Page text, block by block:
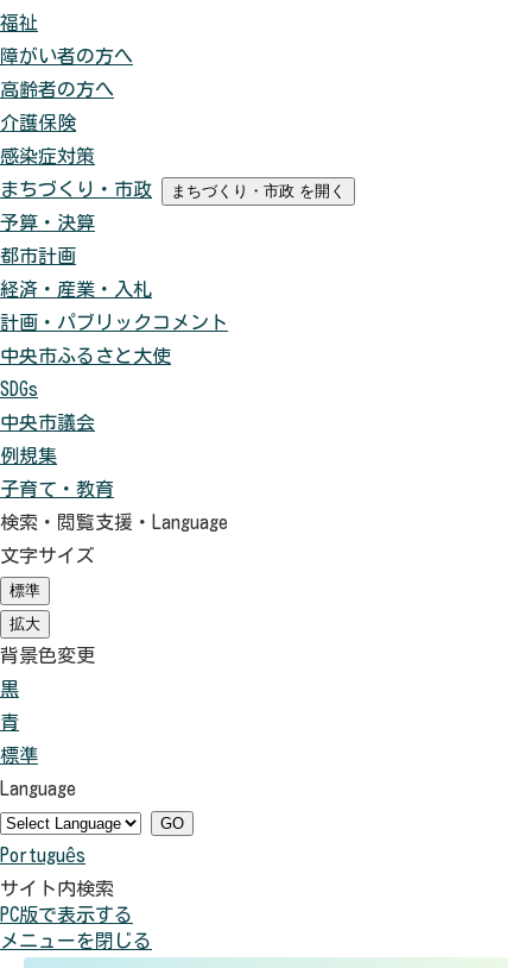
福祉
障がい者の方へ
高齢者の方へ
介護保険
感染症対策
まちづくり・市政
まちづくり・市政 を開く
予算・決算
都市計画
経済・産業・入札
計画・パブリックコメント
中央市ふるさと大使
SDGs
中央市議会
例規集
子育て・教育
検索・閲覧支援・
Language
文字サイズ
標準
期
状
態）
拡大
期
状
背景色変更
黒
色
を
黒
色
に
す
る
青
景
色
を
青
色
に
す
標準
景
色
を
元
に
戻
Language
GO
Português
サイト内検索
PC版で表示する
メニューを閉じる